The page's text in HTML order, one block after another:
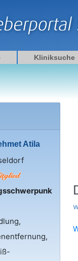
Kliniksuche
Atila